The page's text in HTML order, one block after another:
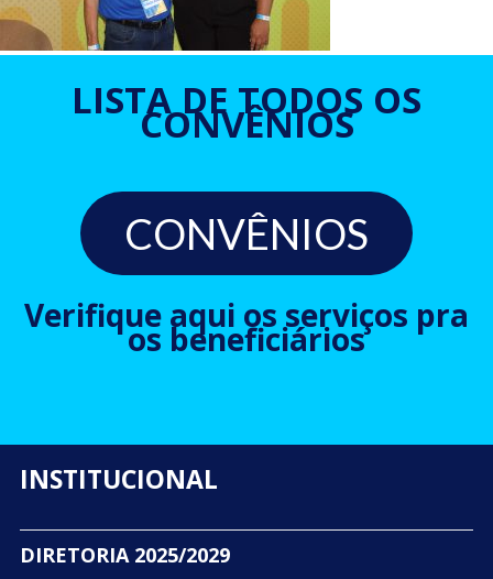
LISTA DE TODOS OS
CONVÊNIOS
CONVÊNIOS
Verifique aqui os serviços pra
os beneficiários
INSTITUCIONAL
DIRETORIA 2025/2029